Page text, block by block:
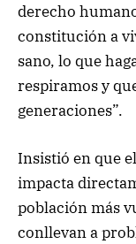
derecho
constitución a
sano, lo que
respiramos y
generaciones”.
Insistió en que
impacta
población más
conllevan a